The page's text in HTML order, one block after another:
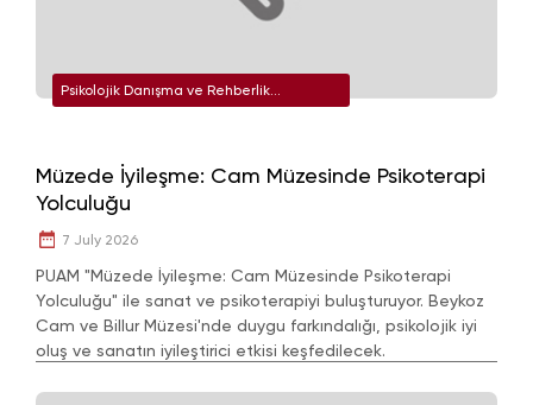
Psikolojik Danışma ve Rehberlik
Müzede İyileşme: Cam Müzesinde Psikoterapi
Yolculuğu
7 July 2026
PUAM "Müzede İyileşme: Cam Müzesinde Psikoterapi
Yolculuğu" ile sanat ve psikoterapiyi buluşturuyor. Beykoz
Cam ve Billur Müzesi'nde duygu farkındalığı, psikolojik iyi
oluş ve sanatın iyileştirici etkisi keşfedilecek.